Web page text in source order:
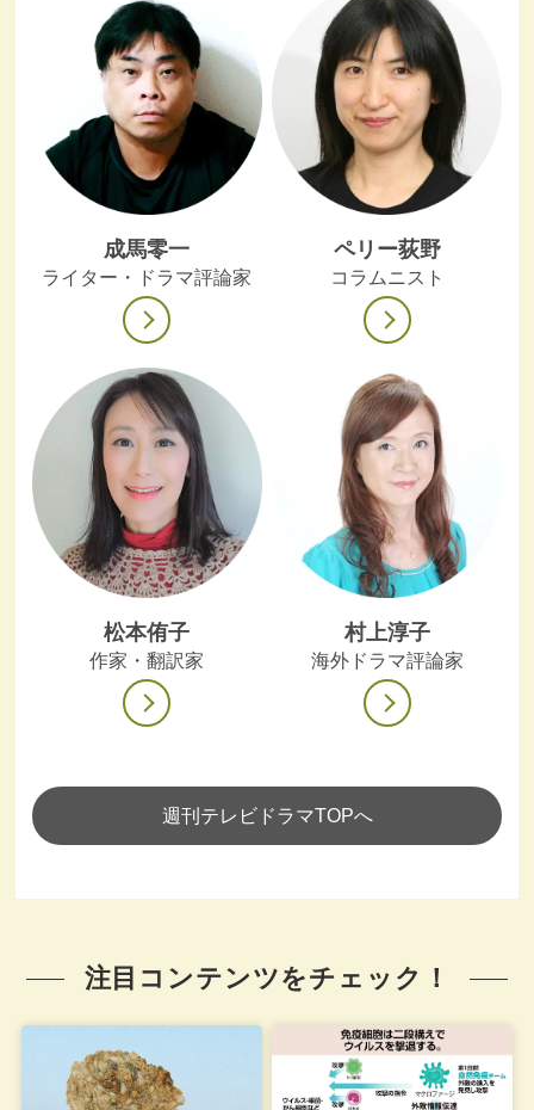
成馬零一
ライター・ドラマ評論家
ペリー荻野
コラムニスト
松本侑子
作家・翻訳家
村上淳子
海外ドラマ評論家
週刊テレビドラマTOPへ
注目コンテンツをチェック！